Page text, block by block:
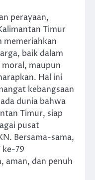
perayaan,
Timur
memeriahkan
baik dalam
maupun
Hal ini
kebangsaan
dunia bahwa
Timur, siap
pusat
Bersama-sama,
ke-79
aman, dan penuh